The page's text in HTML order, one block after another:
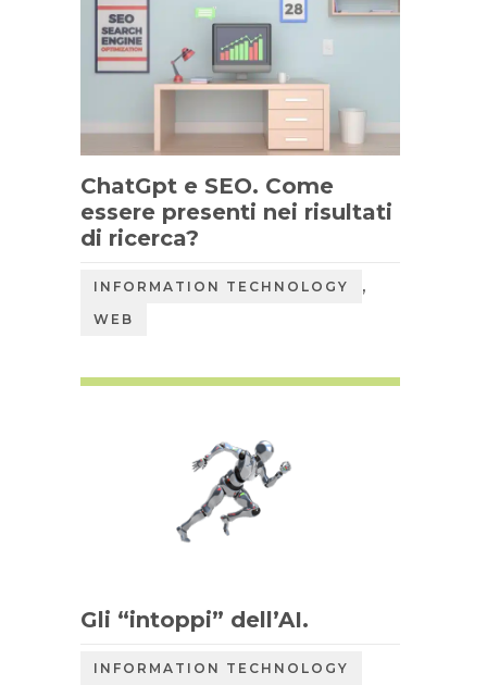
ChatGpt e SEO. Come
essere presenti nei risultati
di ricerca?
INFORMATION TECHNOLOGY ,
WEB
Gli “intoppi” dell’AI.
INFORMATION TECHNOLOGY